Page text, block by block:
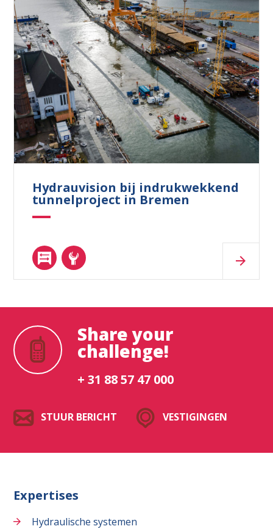
Hydrauvision bij indrukwekkend
tunnelproject in Bremen
Share your
challenge!
+ 31 88 57 47 000
STUUR BERICHT VESTIGINGEN
Expertises
Hydraulische systemen